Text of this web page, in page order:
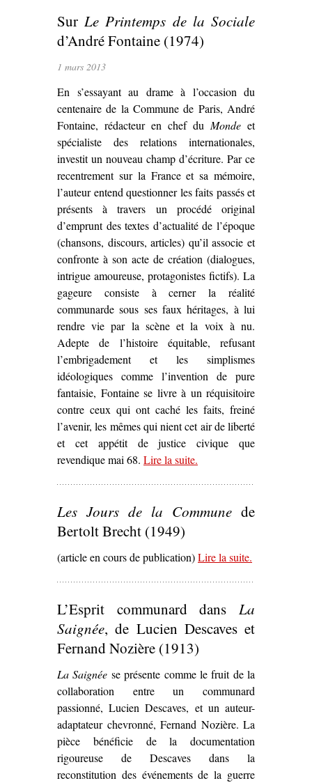
de la
SurLe Printemps de la Sociale
d’André Fontaine (1974)
1 mars 2013
En s’essayant au drame à l’occasion du
centenaire de la Commune de Paris, André
Fontaine, rédacteur en chef duMonde et
spécialiste des relations internationales,
investit un nouveau champ d’écriture. Par ce
recentrement sur la France et sa mémoire,
l’auteur entend questionner les faits passés et
présents à travers un procédé original
d’emprunt des textes d’actualité de l’époque
(chansons, discours, articles) qu’il associe et
confronte à son acte de création (dialogues,
intrigue amoureuse, protagonistes fictifs). La
gageure consiste à cerner la réalité
communarde sous ses faux héritages, à lui
rendre vie par la scène et la voix à nu.
Adepte de l’histoire équitable, refusant
l’embrigadement et les simplismes
idéologiques comme l’invention de pure
fantaisie, Fontaine se livre à un réquisitoire
contre ceux qui ont caché les faits, freiné
l’avenir, les mêmes qui nient cet air de liberté
et cet appétit de justice civique que
revendique mai 68. Lire la suite– ‘Sur
.
Les Jours de la Commune de
Bertolt Brecht (1949)
(article en cours de publication)Lire la suite– ‘
Bertolt Brecht
(1949)’
.
L’Esprit communard dans La
Saignée, de Lucien Descaves et
Fernand Nozière (1913)
La Saignée se présente comme le fruit de la
collaboration entre un communard
passionné, Lucien Descaves, et un auteur-
adaptateur chevronné, Fernand Nozière. La
pièce bénéficie de la documentation
rigoureuse de Descaves dans la
reconstitution des événements de la guerre